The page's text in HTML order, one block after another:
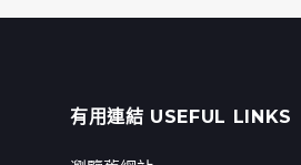
有用連結 USEFUL LINKS